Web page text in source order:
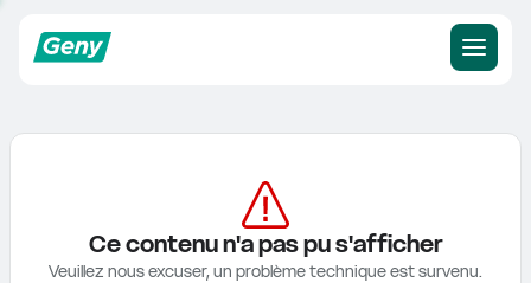
Ce contenu n'a pas pu s'afficher
Veuillez nous excuser, un problème technique est survenu.